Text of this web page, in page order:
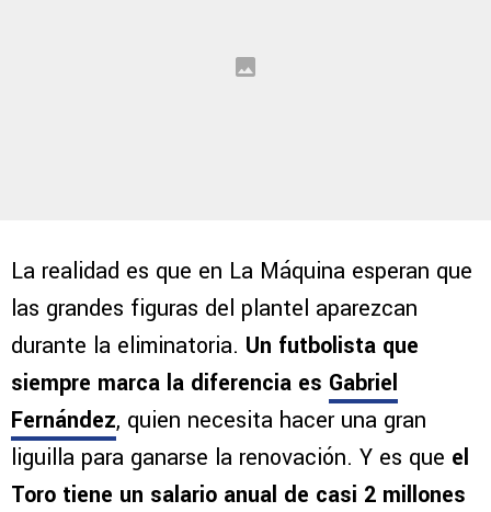
La realidad es que en La Máquina esperan que
las grandes figuras del plantel aparezcan
durante la eliminatoria. Un futbolista que
siempre marca la diferencia es Gabriel
Fernández, quien necesita hacer una gran
liguilla para ganarse la renovación. Y es que el
Toro tiene un salario anual de casi 2 millones